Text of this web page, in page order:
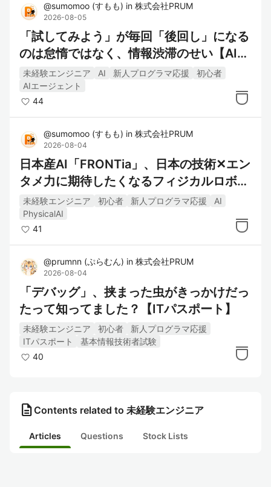
@sumomoo (すもも) in 株式会社PRUM
2026-08-05
「試してみよう」が毎回「後回し」になる
のは怠惰ではなく、情報渋滞のせい【AI時
代の弊害】
未経験エンジニア AI 新人プログラマ応援
初心者
AIエージェント
44
@sumomoo (すもも) in 株式会社PRUM
2026-08-04
日本産AI「FRONTia」、日本の技術✕エン
タメ力に期待したくなるフィジカルロボッ
ト
未経験エンジニア 初心者 新人プログラマ応援
AI
PhysicalAI
41
@prumnn (ぷらむん) in 株式会社PRUM
2026-08-04
「デバッグ」、挟まった虫がきっかけだっ
たって知ってました？【ITパスポート】
未経験エンジニア 初心者
新人プログラマ応援
ITパスポート
基本情報技術者試験
40
description Contents related to 未経験エンジニア
Articles Questions Stock Lists